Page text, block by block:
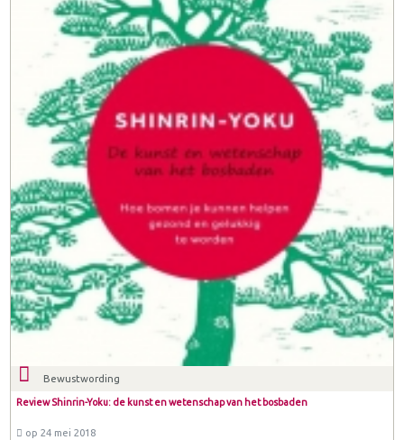
Bewustwording
Review Shinrin-Yoku: de kunst en wetenschap van het bosbaden
op 24 mei 2018